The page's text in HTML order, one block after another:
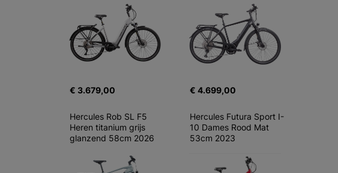
€ 3.679,00 € 4.699,00
Hercules Rob SL F5
Heren titanium grijs
glanzend 58cm 2026
Hercules Futura Sport I-
10 Dames Rood Mat
53cm 2023